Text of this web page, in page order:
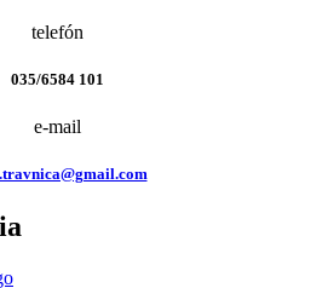
telefón
035/6584 101
e-mail